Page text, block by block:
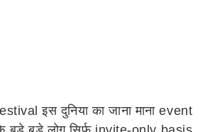
इस दुनिया का जाना माना event